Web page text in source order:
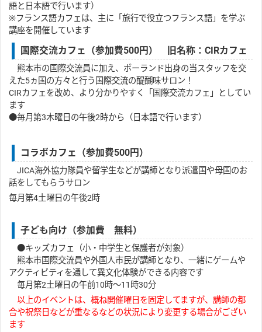
語と日本語で行います）
※フランス語カフェは、主に「旅行で役立つフランス語」を学ぶ
講座を開催しています
国際交流カフェ（参加費500円） 旧名称：CIRカフェ
熊本市の国際交流員に加え、ポーランド出身の当スタッフを交
えた5ヵ国の方々と行う国際交流の醍醐味サロン！
CIRカフェを改め、より分かりやすく「国際交流カフェ」としてい
ます
●毎月第3木曜日の午後2時から（日本語で行います）
コラボカフェ（参加費500円）
JICA海外協力隊員や留学生などが講師となり派遣国や母国のお
話をしてもらうサロン
毎月第4土曜日の午後2時
子ども向け（参加費 無料）
●キッズカフェ（小・中学生と保護者が対象）
熊本市国際交流員や外国人市民が講師となり、一緒にゲームや
アクティビティを通して異文化体験ができる内容です
毎月第2土曜日の午前10時～11時30分
以上のイベントは、概ね開催曜日を固定してますが、講師の都
合や祝祭日などが重なるなどの状況により変更する場合がござい
ます